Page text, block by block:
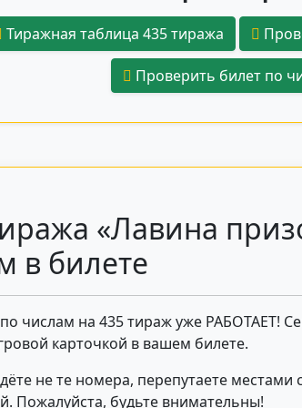
Тиражная таблица 435 тиража
Проверить билет по
«Лавина
в билете
числам на 435 тираж уже РАБОТАЕТ!
карточкой в вашем билете.
не те номера, перепутаете местами
Пожалуйста, будьте внимательны!